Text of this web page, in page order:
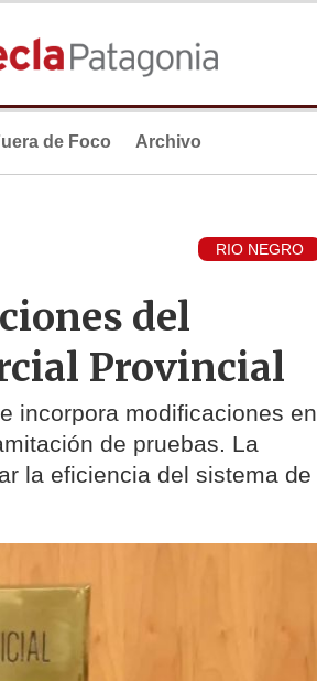
de Foco Archivo
RIO NEGRO
del
Provincial
incorpora modificaciones en
de pruebas. La
la eficiencia del sistema de